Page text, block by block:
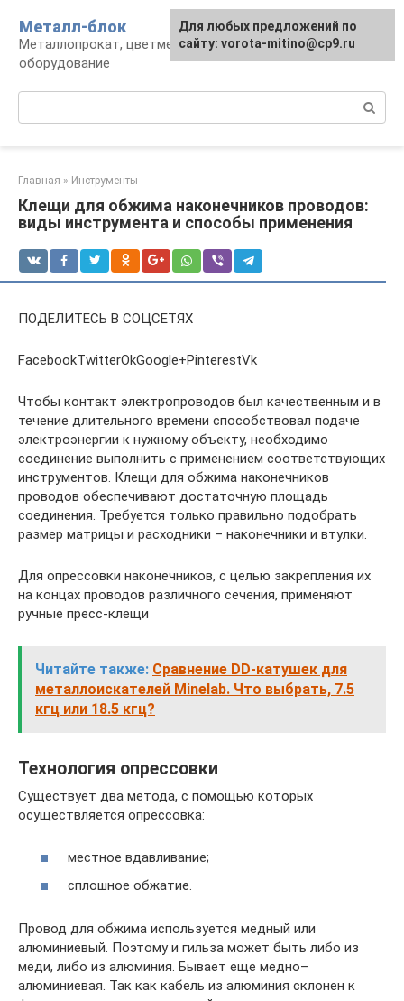
контенту
Металл-блок
Металлопрокат, цветмет, обработка и
оборудование
Главная » Инструменты
Клещи для обжима наконечников проводов:
виды инструмента и способы применения
ПОДЕЛИТЕСЬ В СОЦСЕТЯХ
FacebookTwitterOkGoogle+PinterestVk
Чтобы контакт электропроводов был качественным и в
течение длительного времени способствовал подаче
электроэнергии к нужному объекту, необходимо
соединение выполнить с применением соответствующих
инструментов. Клещи для обжима наконечников
проводов обеспечивают достаточную площадь
соединения. Требуется только правильно подобрать
размер матрицы и расходники – наконечники и втулки.
Для опрессовки наконечников, с целью закрепления их
на концах проводов различного сечения, применяют
ручные пресс-клещи
Читайте также: Сравнение DD-катушек для
металлоискателей Minelab. Что выбрать, 7.5
кгц или 18.5 кгц?
Технология опрессовки
Существует два метода, с помощью которых
осуществляется опрессовка:
местное вдавливание;
сплошное обжатие.
Провод для обжима используется медный или
алюминиевый. Поэтому и гильза может быть либо из
меди, либо из алюминия. Бывает еще медно–
алюминиевая. Так как кабель из алюминия склонен к
Для любых предложений по
сайту: vorota-mitino@cp9.ru